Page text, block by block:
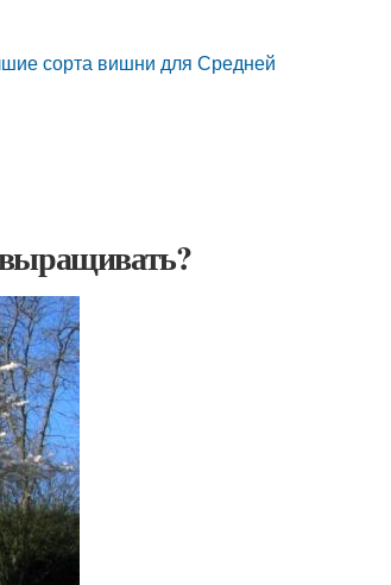
сорта вишни для Средней